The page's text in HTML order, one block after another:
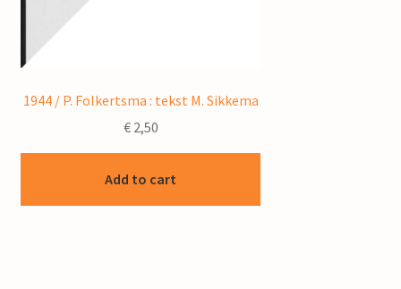
1944 / P. Folkertsma : tekst M. Sikkema
€2,50
Add to cart